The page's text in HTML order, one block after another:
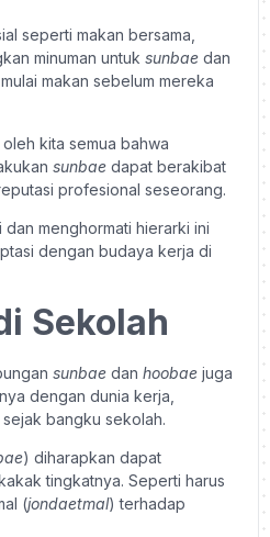
seperti makan bersama,
minuman untuk sunbae dan
mulai makan sebelum mereka
kita semua bahwa
sunbae dapat berakibat
profesional seseorang.
dan menghormati hierarki ini
dengan budaya kerja di
Sekolah
sunbae dan hoobae juga
dengan dunia kerja,
bangku sekolah.
) diharapkan dapat
tingkatnya. Seperti harus
(jondaetmal) terhadap